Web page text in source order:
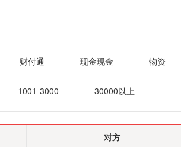
财付通 现金现金 物资
1001-3000 30000以上
对方